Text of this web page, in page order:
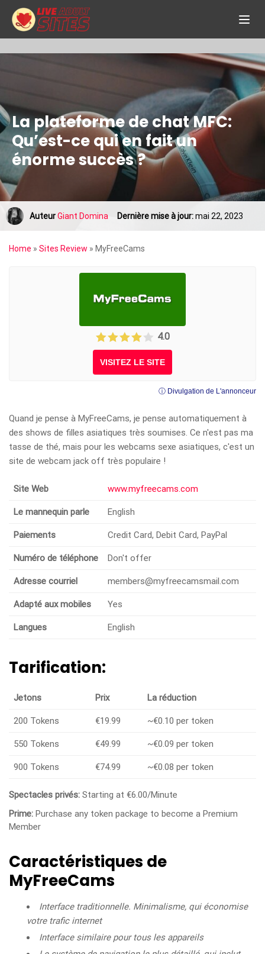
La plateforme de chat MFC:
Qu’est-ce qui en fait un
énorme succès ?
AuteurGiant Domina Dernière mise à jour:mai 22, 2023
Home » Sites Review » MyFreeCams
4.0
VISITEZ LE SITE
ⓘ Divulgation de L'annonceur
Quand je pense à MyFreeCams, je pense automatiquement à
des shows de filles asiatiques très soumises. Ce n'est pas ma
tasse de thé, mais pour les webcams sexe asiatiques, c'est un
site de webcam jack off très populaire !
Site Web www.myfreecams.com
Le mannequin parle English
Paiements Credit Card, Debit Card, PayPal
Numéro de téléphone Don't offer
Adresse courriel members@myfreecamsmail.com
Adapté aux mobiles Yes
Langues English
Tarification:
Jetons Prix La réduction
200 Tokens €19.99 ~€0.10 per token
550 Tokens €49.99 ~€0.09 per token
900 Tokens €74.99 ~€0.08 per token
Spectacles privés: Starting at €6.00/Minute
Prime: Purchase any token package to become a Premium
Member
Caractéristiques de
MyFreeCams
Interface traditionnelle. Minimalisme, qui économise
votre trafic internet
Interface similaire pour tous les appareils